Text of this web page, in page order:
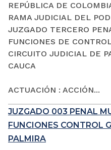
REPÚBLICA DE
RAMA JUDICIAL DEL
JUZGADO TERCERO
FUNCIONES DE
CIRCUITO JUDICIAL DE
CAUCA
ACTUACIÓN : ACCIÓN...
JUZGADO 003 PENAL
FUNCIONES CONTROL
PALMIRA